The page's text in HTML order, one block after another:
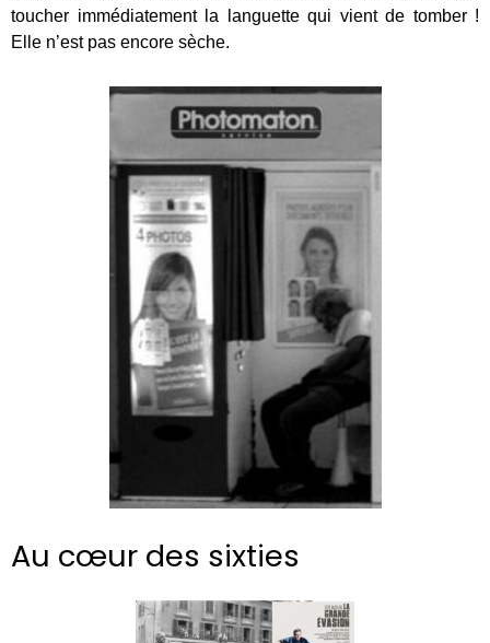
toucher immédiatement la languette qui vient de tomber !
Elle n’est pas encore sèche.
Au cœur des sixties